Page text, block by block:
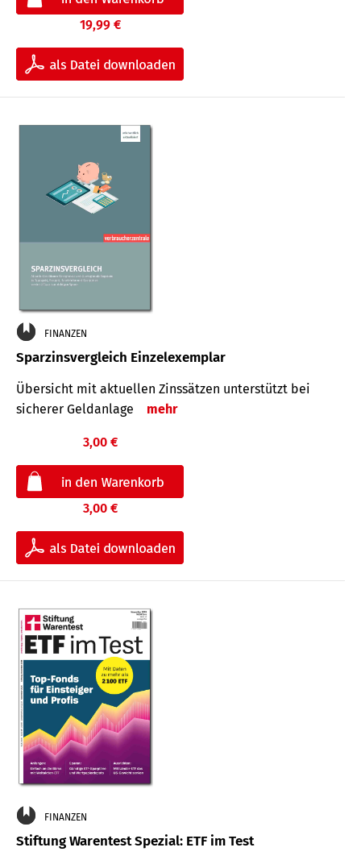
19,99 €
FINANZEN
Sparzinsvergleich Einzelexemplar
Übersicht mit aktuellen Zinssätzen unterstützt bei
sicherer Geldanlage
mehr
3,00 €
3,00 €
FINANZEN
Stiftung Warentest Spezial: ETF im Test